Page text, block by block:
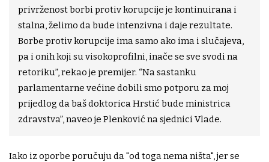
privrženost borbi protiv korupcije je kontinuirana i
stalna, želimo da bude intenzivna i daje rezultate.
Borbe protiv korupcije ima samo ako ima i slučajeva,
pa i onih koji su visokoprofilni, inače se sve svodi na
retoriku”, rekao je premijer. “Na sastanku
parlamentarne većine dobili smo potporu za moj
prijedlog da baš doktorica Hrstić bude ministrica
zdravstva”, naveo je Plenković na sjednici Vlade.
Iako iz oporbe poručuju da "od toga nema ništa", jer se